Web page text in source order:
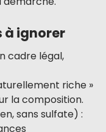
à ignorer
cadre légal,
riche »
la composition.
sans sulfate) :